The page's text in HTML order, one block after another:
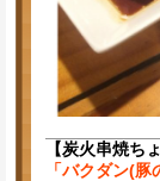
【炭火串焼ち
「バクダン(豚